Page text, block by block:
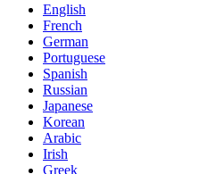
English
French
German
Portuguese
Spanish
Russian
Japanese
Korean
Arabic
Irish
Greek